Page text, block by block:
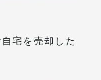
宅を売却した